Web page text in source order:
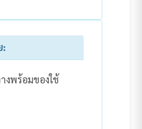
:
งพร้อมของใช้